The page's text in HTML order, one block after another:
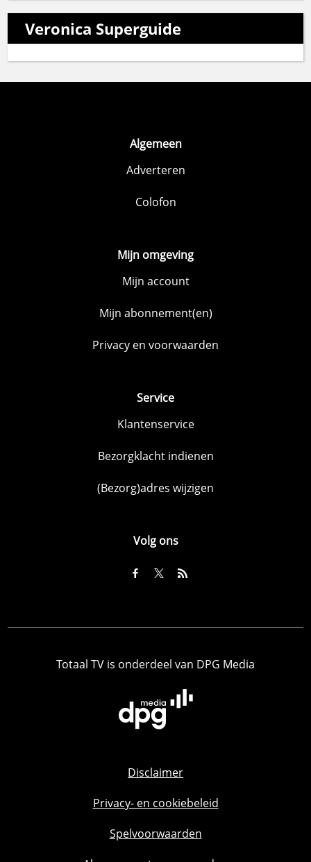
Veronica Superguide
Algemeen
Adverteren
Colofon
Mijn omgeving
Mijn account
Mijn abonnement(en)
Privacy en voorwaarden
Service
Klantenservice
Bezorgklacht indienen
(Bezorg)adres wijzigen
Volg ons
Totaal TV is onderdeel van DPG Media
Disclaimer
Privacy- en cookiebeleid
Spelvoorwaarden